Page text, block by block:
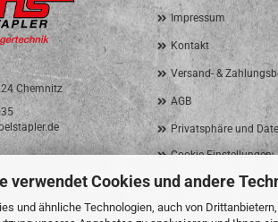
verwendet Cookies und andere
und ähnliche Technologien, auch von
Impressum
Kontakt
Versand- &
AGB
Privatsphäre und
Cookie Einstellungen
Chemnitz